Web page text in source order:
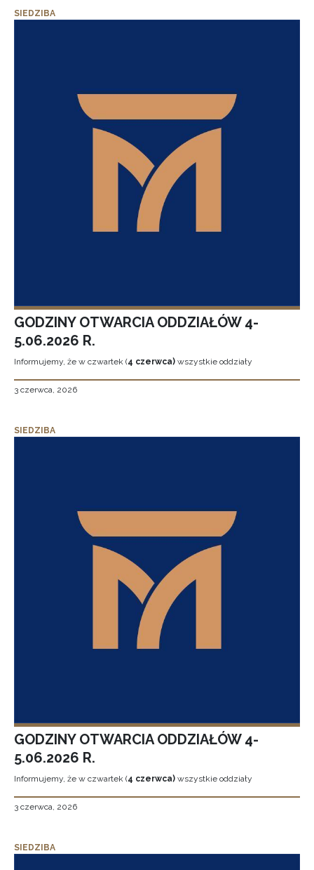
SIEDZIBA
GODZINY OTWARCIA ODDZIAŁÓW 4-
5.06.2026 R.
Informujemy, że w czwartek (4 czerwca) wszystkie oddziały
3 czerwca, 2026
SIEDZIBA
GODZINY OTWARCIA ODDZIAŁÓW 4-
5.06.2026 R.
Informujemy, że w czwartek (4 czerwca) wszystkie oddziały
3 czerwca, 2026
SIEDZIBA